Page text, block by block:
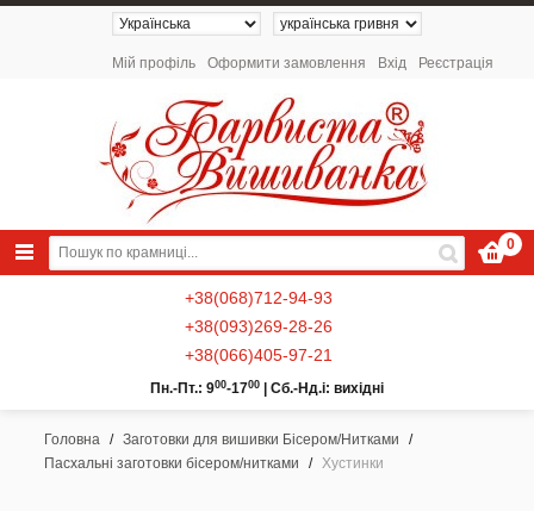
Мій профіль Оформити замовлення Вхід Реєстрація
0
+38(068)712-94-93
+38(093)269-28-26
+38(066)405-97-21
Пн.-Пт.: 900-1700 Сб.-Нд.і: вихідні
NEW 2026 - Колекція «Українські
Головна / Заготовки для вишивки Бісером/Нитками
/
Пасхальні заготовки бісером/нитками
/ Хустинки